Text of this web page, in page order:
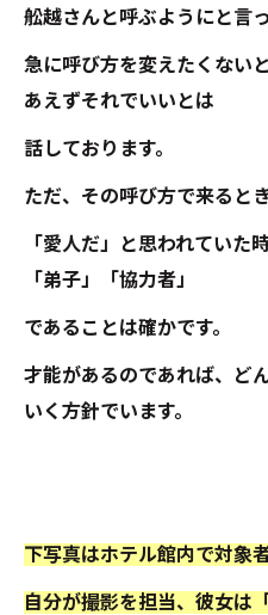
舩越さんと呼ぶようにと言っ
急に呼び方を変えたくない
あえずそれでいいとは
話しております。
ただ、その呼び方で来ると
「愛人だ」と思われていた
「弟子」「協力者」
であることは確かです。
才能があるのであれば、ど
いく方針でいます。
下写真はホテル館内で対象
自分が撮影を担当、彼女は